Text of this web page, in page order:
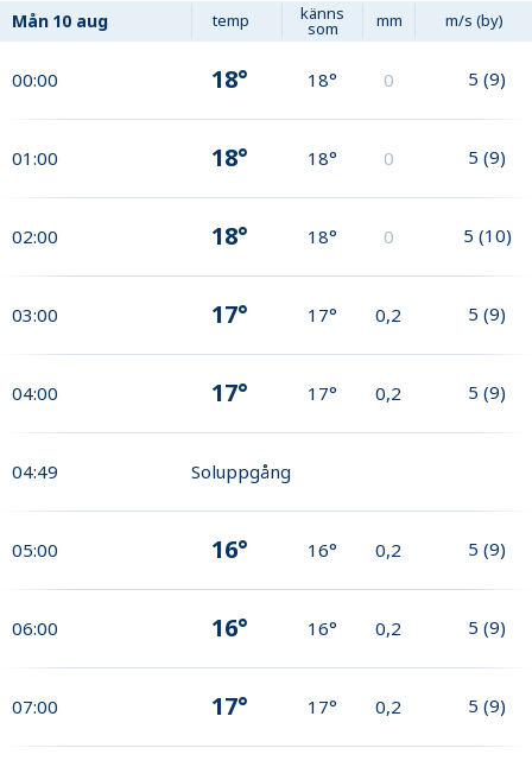
Mån 10 aug temp känns
som mm m/s (by)
00:00 18° 18° 0 5 (9)
01:00 18° 18° 0 5 (9)
02:00 18° 18° 0 5 (10)
03:00 17° 17° 0,2 5 (9)
04:00 17° 17° 0,2 5 (9)
04:49 Soluppgång
05:00 16° 16° 0,2 5 (9)
06:00 16° 16° 0,2 5 (9)
07:00 17° 17° 0,2 5 (9)